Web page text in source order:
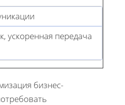
ускоренная передача
бизнес-